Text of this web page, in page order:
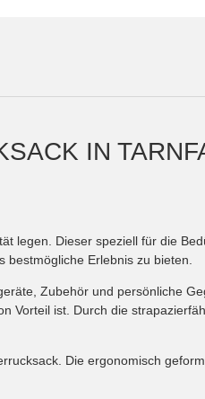
IN
legen. Dieser speziell für die
Erlebnis zu bieten.
Zubehör und persönliche
Vorteil ist. Durch die
Die ergonomisch